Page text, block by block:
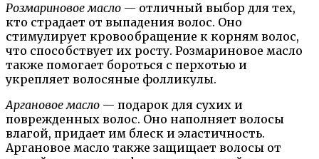
Розмариновое масло — отличный выбор для тех,
кто страдает от выпадения волос. Оно
стимулирует кровообращение к корням волос,
что способствует их росту. Розмариновое масло
также помогает бороться с перхотью и
укрепляет волосяные фолликулы.
Аргановое масло — подарок для сухих и
поврежденных волос. Оно наполняет волосы
влагой, придает им блеск и эластичность.
Аргановое масло также защищает волосы от